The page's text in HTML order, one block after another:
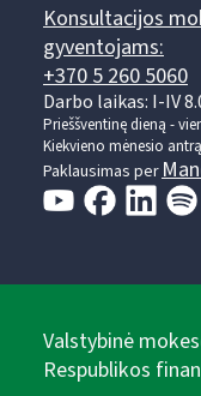
Konsultacijos
gyventojams:
+370 5 260 5060
Darbo laikas: I-IV
Prieššventinę dieną -
Kiekvieno mėnesio
Paklausimas per
Valstybinė
Respublikos